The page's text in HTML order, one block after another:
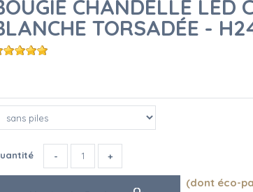
CHANDELLE LED
TORSADÉE -
(dont éco-